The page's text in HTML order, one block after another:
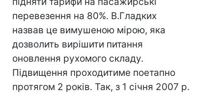
перевезення на 80%. В.Гладких
назвав це вимушеною мірою, яка
дозволить вирішити питання
оновлення рухомого складу.
Підвищення проходитиме поетапно
протягом 2 років. Так, з 1 січня 2007 р.